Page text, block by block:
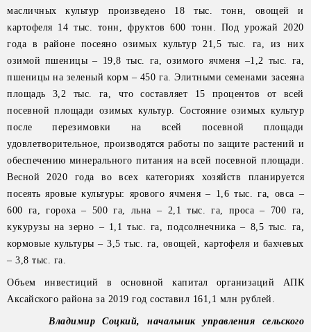
масличных культур произведено 18 тыс. тонн, овощей и
картофеля 14 тыс. тонн, фруктов 600 тонн. Под урожай 2020
года в районе посеяно озимых культур 21,5 тыс. га, из них
озимой пшеницы – 19,8 тыс. га, озимого ячменя –1,2 тыс. га,
пшеницы на зеленый корм – 450 га. Элитными семенами засеяна
площадь 3,2 тыс. га, что составляет 15 процентов от всей
посевной площади озимых культур. Состояние озимых культур
после перезимовки на всей посевной площади
удовлетворительное, производятся работы по защите растений и
обеспечению минерального питания на всей посевной площади.
Весной 2020 года во всех категориях хозяйств планируется
посеять яровые культуры: ярового ячменя – 1,6 тыс. га, овса –
600 га, гороха – 500 га, льна – 2,1 тыс. га, проса – 700 га,
кукурузы на зерно – 1,1 тыс. га, подсолнечника – 8,5 тыс. га,
кормовые культуры – 3,5 тыс. га, овощей, картофеля и бахчевых
– 3,8 тыс. га.
Объем инвестиций в основной капитал организаций АПК
Аксайского района за 2019 год составил 161,1 млн рублей.
Владимир Соцкий, начальник управления сельского